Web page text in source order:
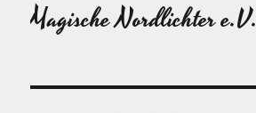
Magische Nordlichter e.V.